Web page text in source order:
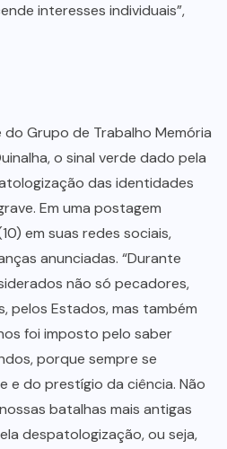
interesses individuais”,
Grupo de Trabalho Memória
o sinal verde dado pela
das identidades
Em uma postagem
em suas redes sociais,
anunciadas. “Durante
não só pecadores,
pelos Estados, mas também
foi imposto pelo saber
porque sempre se
e do prestígio da ciência. Não
batalhas mais antigas
despatologização, ou seja,